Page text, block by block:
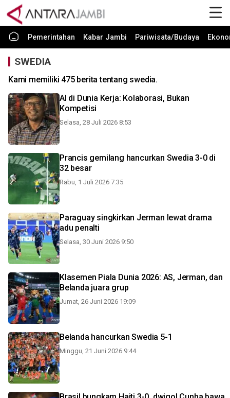
Pemerintahan Kabar Jambi Pariwisata/Budaya
SWEDIA
Kami memiliki 475 berita tentang swedia.
Al di Dunia Kerja: Kolaborasi, Bukan
Kompetisi
Selasa, 28 Juli 2026 8:53
Prancis gemilang hancurkan Swedia 3-0 di
32 besar
Rabu, 1 Juli 2026 7:35
Paraguay singkirkan Jerman lewat drama
adu penalti
Selasa, 30 Juni 2026 9:50
Klasemen Piala Dunia 2026: AS, Jerman, dan
Belanda juara grup
Jumat, 26 Juni 2026 19:09
Belanda hancurkan Swedia 5-1
Minggu, 21 Juni 2026 9:44